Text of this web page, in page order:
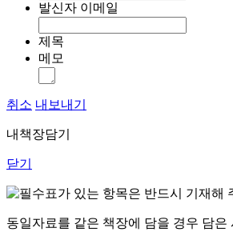
발신자 이메일
제목
메모
취소 내보내기
내책장담기
닫기
표가 있는 항목은 반드시 기재해
동일자료를 같은 책장에 담을 경우 담은